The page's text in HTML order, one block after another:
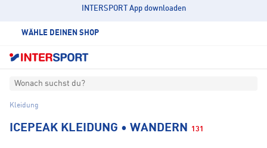
INTERSPORT App downloaden
WÄHLE DEINEN SHOP
Wonach suchst du?
Kleidung
ICEPEAK KLEIDUNG • WANDERN 131